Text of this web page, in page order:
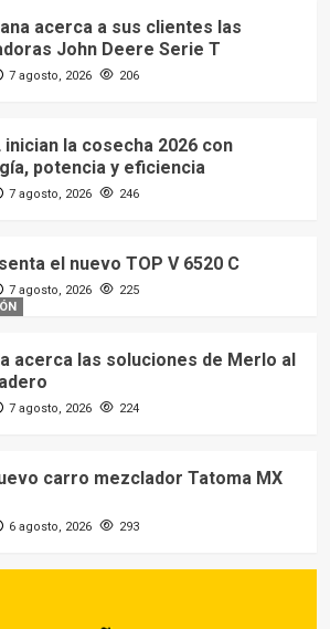
acerca a sus clientes las
John Deere Serie T
7 agosto, 2026
206
inician la cosecha 2026 con
potencia y eficiencia
7 agosto, 2026
246
el nuevo TOP V 6520 C
7 agosto, 2026
225
acerca las soluciones de Merlo al
7 agosto, 2026
224
carro mezclador Tatoma MX
6 agosto, 2026 293